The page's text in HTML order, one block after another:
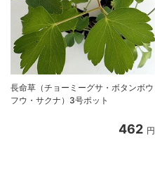
長命草（チョーミーグサ・ボタンボウ
フウ・サクナ）3号ポット
462 円